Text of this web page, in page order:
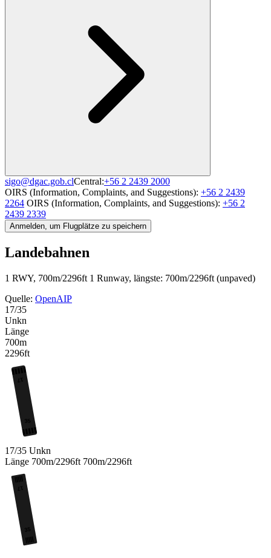
sigo@dgac.gob.clCentral:+56 2 2439 2000
OIRS (Information, Complaints, and Suggestions): +56 2 2439
2264 OIRS (Information, Complaints, and Suggestions): +56 2
2439 2339
Anmelden, um Flugplätze zu speichern
Landebahnen
1 RWY, 700m/2296ft 1 Runway, längste: 700m/2296ft (unpaved)
Quelle: OpenAIP
17/35
Unkn
Länge
700m
2296ft
35
17
17/35 Unkn
Länge 700m/2296ft 700m/2296ft
35
17